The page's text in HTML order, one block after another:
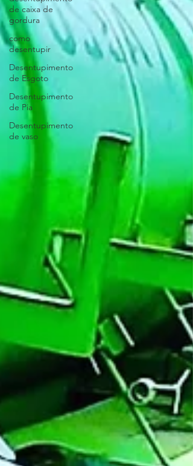
de caixa de
gordura
como
desentupir
Desentupimento
de Esgoto
Desentupimento
de Pia
Desentupimento
de vaso